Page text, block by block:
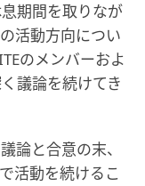
期間を取りなが
活動方向につい
のメンバーおよ
議論を続けてき
論と合意の末、
活動を続けるこ